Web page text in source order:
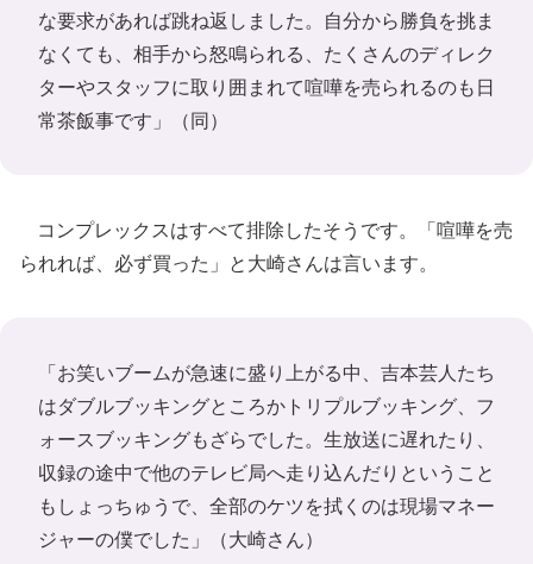
な要求があれば跳ね返しました。自分から勝負を挑ま
なくても、相手から怒鳴られる、たくさんのディレク
ターやスタッフに取り囲まれて喧嘩を売られるのも日
常茶飯事です」（同）
コンプレックスはすべて排除したそうです。「喧嘩を売
られれば、必ず買った」と大崎さんは言います。
「お笑いブームが急速に盛り上がる中、吉本芸人たち
はダブルブッキングところかトリプルブッキング、フ
ォースブッキングもざらでした。生放送に遅れたり、
収録の途中で他のテレビ局へ走り込んだりということ
もしょっちゅうで、全部のケツを拭くのは現場マネー
ジャーの僕でした」（大崎さん）